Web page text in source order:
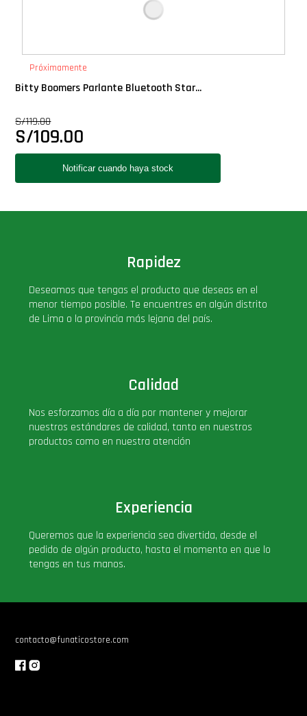
PRÓXIMAMENTE
Star Wars Oferta
Próximamente
Bitty Boomers Parlante Bluetooth Star...
S/119.00
S/109.00
Rapidez
Deseamos que tengas el producto que deseas en el
menor tiempo posible. Te encuentres en algún distrito
de Lima o la provincia más lejana del país.
Calidad
Nos esforzamos día a día por mantener y mejorar
nuestros estándares de calidad, tanto en nuestros
productos como en nuestra atención
Experiencia
Queremos que la experiencia sea divertida, desde el
pedido de algún producto, hasta el momento en que lo
tengas en tus manos.
contacto@funaticostore.com